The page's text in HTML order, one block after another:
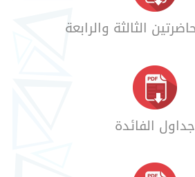
جداول الفائدة